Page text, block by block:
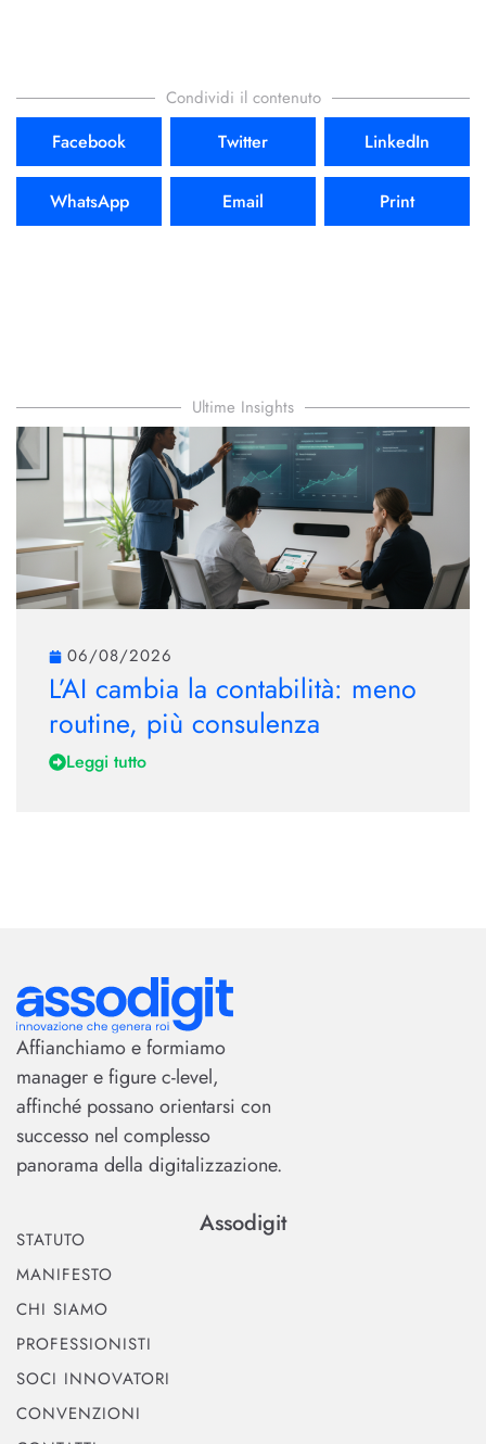
Condividi il contenuto
Facebook Twitter LinkedIn
WhatsApp Email Print
Ultime Insights
06/08/2026
L’AI cambia la contabilità: meno
routine, più consulenza
Leggi tutto
Affianchiamo e formiamo
manager e figure c-level,
affinché possano orientarsi con
successo nel complesso
panorama della digitalizzazione.
Assodigit
STATUTO
MANIFESTO
CHI SIAMO
PROFESSIONISTI
SOCI INNOVATORI
CONVENZIONI